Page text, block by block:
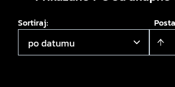
Sortiraj:
po datumu